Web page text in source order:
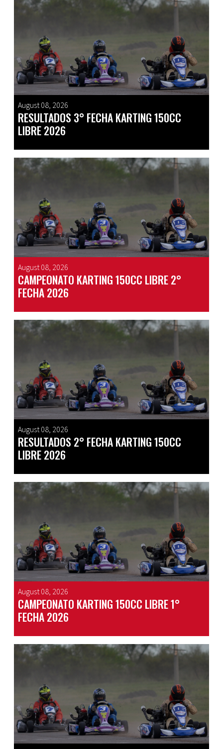
August 08, 2026
RESULTADOS 3° FECHA KARTING 150CC
LIBRE 2026
August 08, 2026
CAMPEONATO KARTING 150CC LIBRE 2°
FECHA 2026
August 08, 2026
RESULTADOS 2° FECHA KARTING 150CC
LIBRE 2026
August 08, 2026
CAMPEONATO KARTING 150CC LIBRE 1°
FECHA 2026